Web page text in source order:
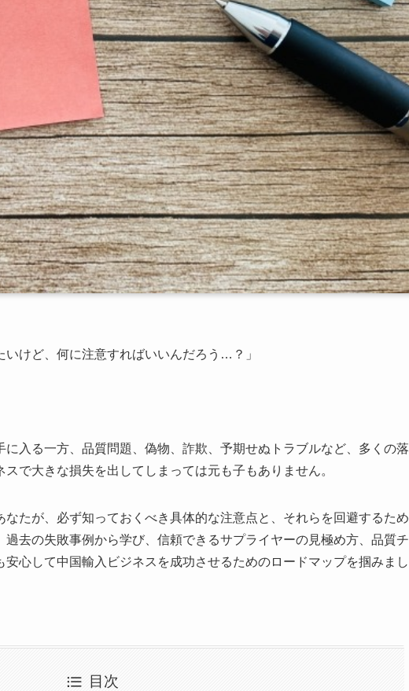
いけど、何に注意すればいいんだろう…？」
入る一方、品質問題、偽物、詐欺、予期せぬトラブルなど、多くの
で大きな損失を出してしまっては元も子もありません。
たが、必ず知っておくべき具体的な注意点と、それらを回避するた
去の失敗事例から学び、信頼できるサプライヤーの見極め方、品質
心して中国輸入ビジネスを成功させるためのロードマップを掴みま
目次